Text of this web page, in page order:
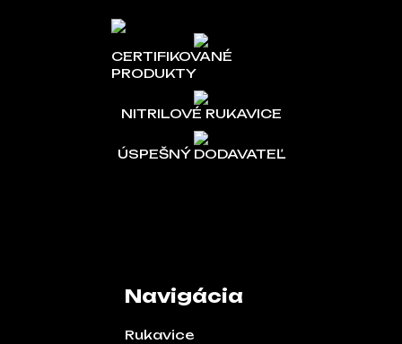
CERTIFIKOVANÉ
PRODUKTY
NITRILOVÉ RUKAVICE
ÚSPEŠNÝ DODAVATEĽ
Navigácia
Rukavice